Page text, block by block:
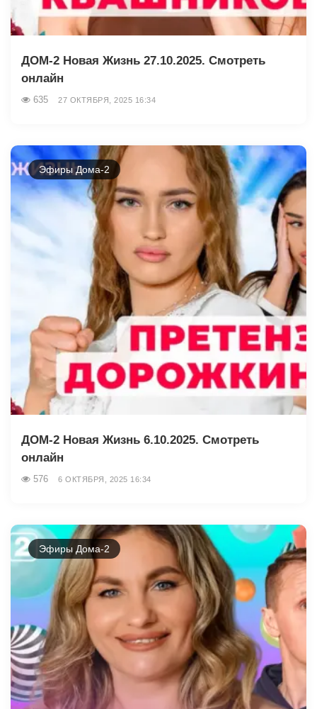
ДОМ-2 Новая Жизнь 27.10.2025. Смотреть
онлайн
635 27 ОКТЯБРЯ, 2025 16:34
Эфиры Дома-2
ДОМ-2 Новая Жизнь 6.10.2025. Смотреть
онлайн
576 6 ОКТЯБРЯ, 2025 16:34
Эфиры Дома-2